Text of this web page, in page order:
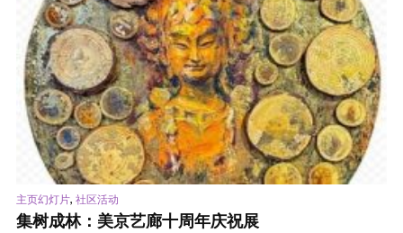
主页幻灯片, 社区活动
集树成林：美京艺廊十周年庆祝展